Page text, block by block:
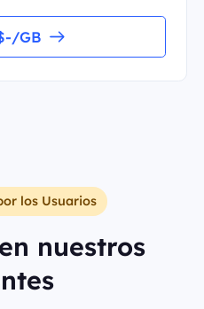
GB
los Usuarios
nuestros